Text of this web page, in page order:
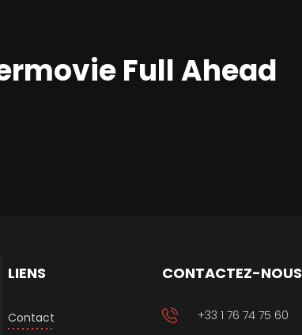
Full Ahead
LIENS
Contact
CONTACTEZ-NOUS
+33 1 76 74 75 60